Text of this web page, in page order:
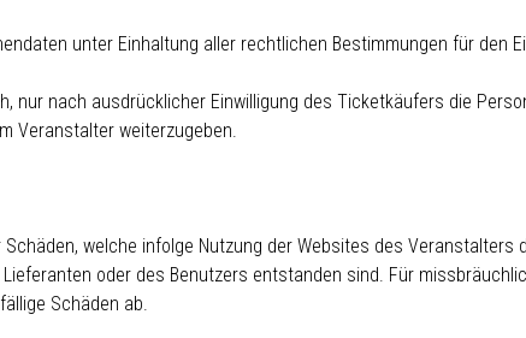
unter Einhaltung aller rechtlichen Bestimmungen für den
nur nach ausdrücklicher Einwilligung des Ticketkäufers die
Veranstalter weiterzugeben.
welche infolge Nutzung der Websites des
oder des Benutzers entstanden sind. Für
Schäden ab.